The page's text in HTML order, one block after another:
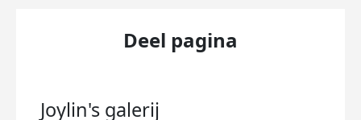
Deel pagina
Joylin's galerij